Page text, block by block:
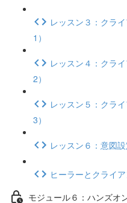
レッスン３：クラ
1）
レッスン４：クラ
2）
レッスン５：クラ
3）
レッスン６：意図
ヒーラーとクライ
モジュール６：ハンズオ